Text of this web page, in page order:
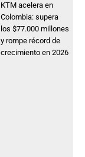
KTM acelera en
Colombia: supera
los $77.000 millones
y rompe récord de
crecimiento en 2026